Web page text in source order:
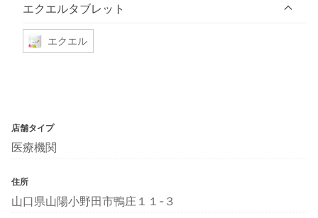
エクエルタブレット
エクエル
店舗タイプ
医療機関
住所
山口県山陽小野田市鴨庄１１-３